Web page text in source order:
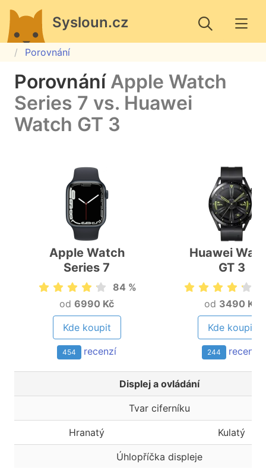
Sysloun.cz
Porovnání
Porovnání Apple Watch
Series 7 vs. Huawei
Watch GT 3
Apple Watch
Series 7
84 %
od 6990 Kč
Kde koupit
454 recenzí
Huawei
GT 3
od 3490 Kč
Kde koupit
244 recenzí
Displej a ovládání
Tvar ciferníku
Hranatý Kulatý
Úhlopříčka displeje